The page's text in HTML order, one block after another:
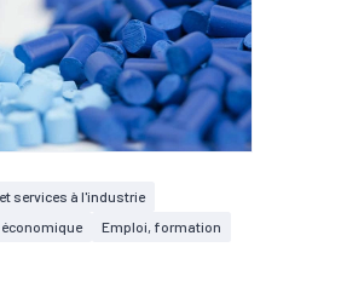
services à l'industrie
Emploi, formation